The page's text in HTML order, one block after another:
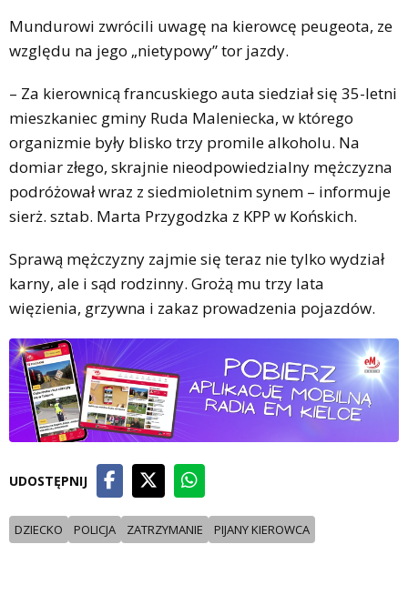
Mundurowi zwrócili uwagę na kierowcę peugeota, ze
względu na jego „nietypowy” tor jazdy.
– Za kierownicą francuskiego auta siedział się 35-letni
mieszkaniec gminy Ruda Maleniecka, w którego
organizmie były blisko trzy promile alkoholu. Na
domiar złego, skrajnie nieodpowiedzialny mężczyzna
podróżował wraz z siedmioletnim synem – informuje
sierż. sztab. Marta Przygodzka z KPP w Końskich.
Sprawą mężczyzny zajmie się teraz nie tylko wydział
karny, ale i sąd rodzinny. Grożą mu trzy lata
więzienia, grzywna i zakaz prowadzenia pojazdów.
UDOSTĘPNIJ
DZIECKO POLICJA ZATRZYMANIE PIJANY KIEROWCA